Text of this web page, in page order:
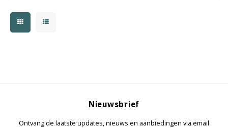
Sjaals
Nieuwsbrief
Ontvang de laatste updates, nieuws en aanbiedingen via email